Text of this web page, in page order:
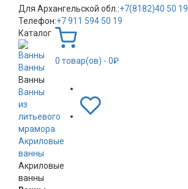
Для Архангельской обл.:+7(8182)40 50 19
Телефон:+7 911 594 50 19
Каталог
Ванны
Ванны
Ванны
из
литьевого
мрамора
Акриловые
ванны
Акриловые
ванны
0 товар(ов) - 0₽